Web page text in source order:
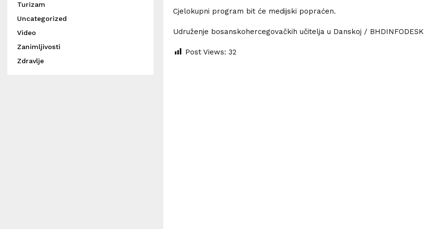
Cjelokupni program bit će medijski popraćen.
Udruženje bosanskohercegovačkih učitelja u Danskoj / BHDINFODESK
Post Views: 32
Turizam
Uncategorized
Video
Zanimljivosti
Zdravlje